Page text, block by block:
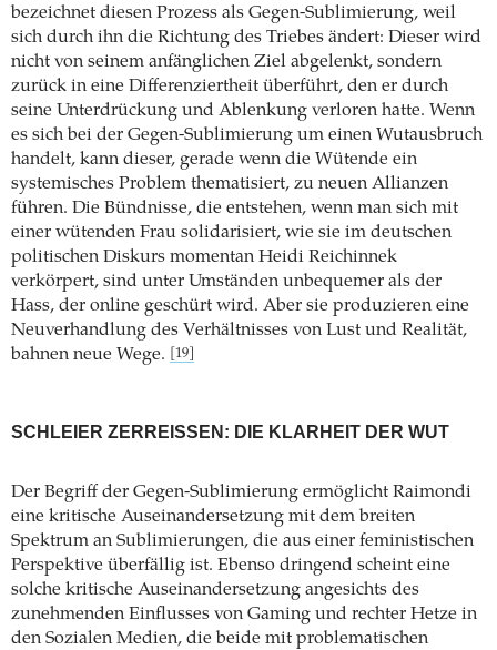
bezeichnet diesen Prozess als Gegen-Sublimierung, weil
sich durch ihn die Richtung des Triebes ändert: Dieser wird
nicht von seinem anfänglichen Ziel abgelenkt, sondern
zurück in eine Differenziertheit überführt, den er durch
seine Unterdrückung und Ablenkung verloren hatte. Wenn
es sich bei der Gegen-Sublimierung um einen Wutausbruch
handelt, kann dieser, gerade wenn die Wütende ein
systemisches Problem thematisiert, zu neuen Allianzen
führen. Die Bündnisse, die entstehen, wenn man sich mit
einer wütenden Frau solidarisiert, wie sie im deutschen
politischen Diskurs momentan Heidi Reichinnek
verkörpert, sind unter Umständen unbequemer als der
Hass, der online geschürt wird. Aber sie produzieren eine
Neuverhandlung des Verhältnisses von Lust und Realität,
bahnen neue Wege.
[19]
SCHLEIER ZERREISSEN: DIE KLARHEIT DER WUT
Der Begriff der Gegen-Sublimierung ermöglicht Raimondi
eine kritische Auseinandersetzung mit dem breiten
Spektrum an Sublimierungen, die aus einer feministischen
Perspektive überfällig ist. Ebenso dringend scheint eine
solche kritische Auseinandersetzung angesichts des
zunehmenden Einflusses von Gaming und rechter Hetze in
den Sozialen Medien, die beide mit problematischen